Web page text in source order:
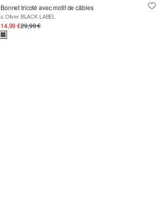
Bonnet tricoté avec motif de câbles
s.Oliver BLACK LABEL
14,99 €29,99 €